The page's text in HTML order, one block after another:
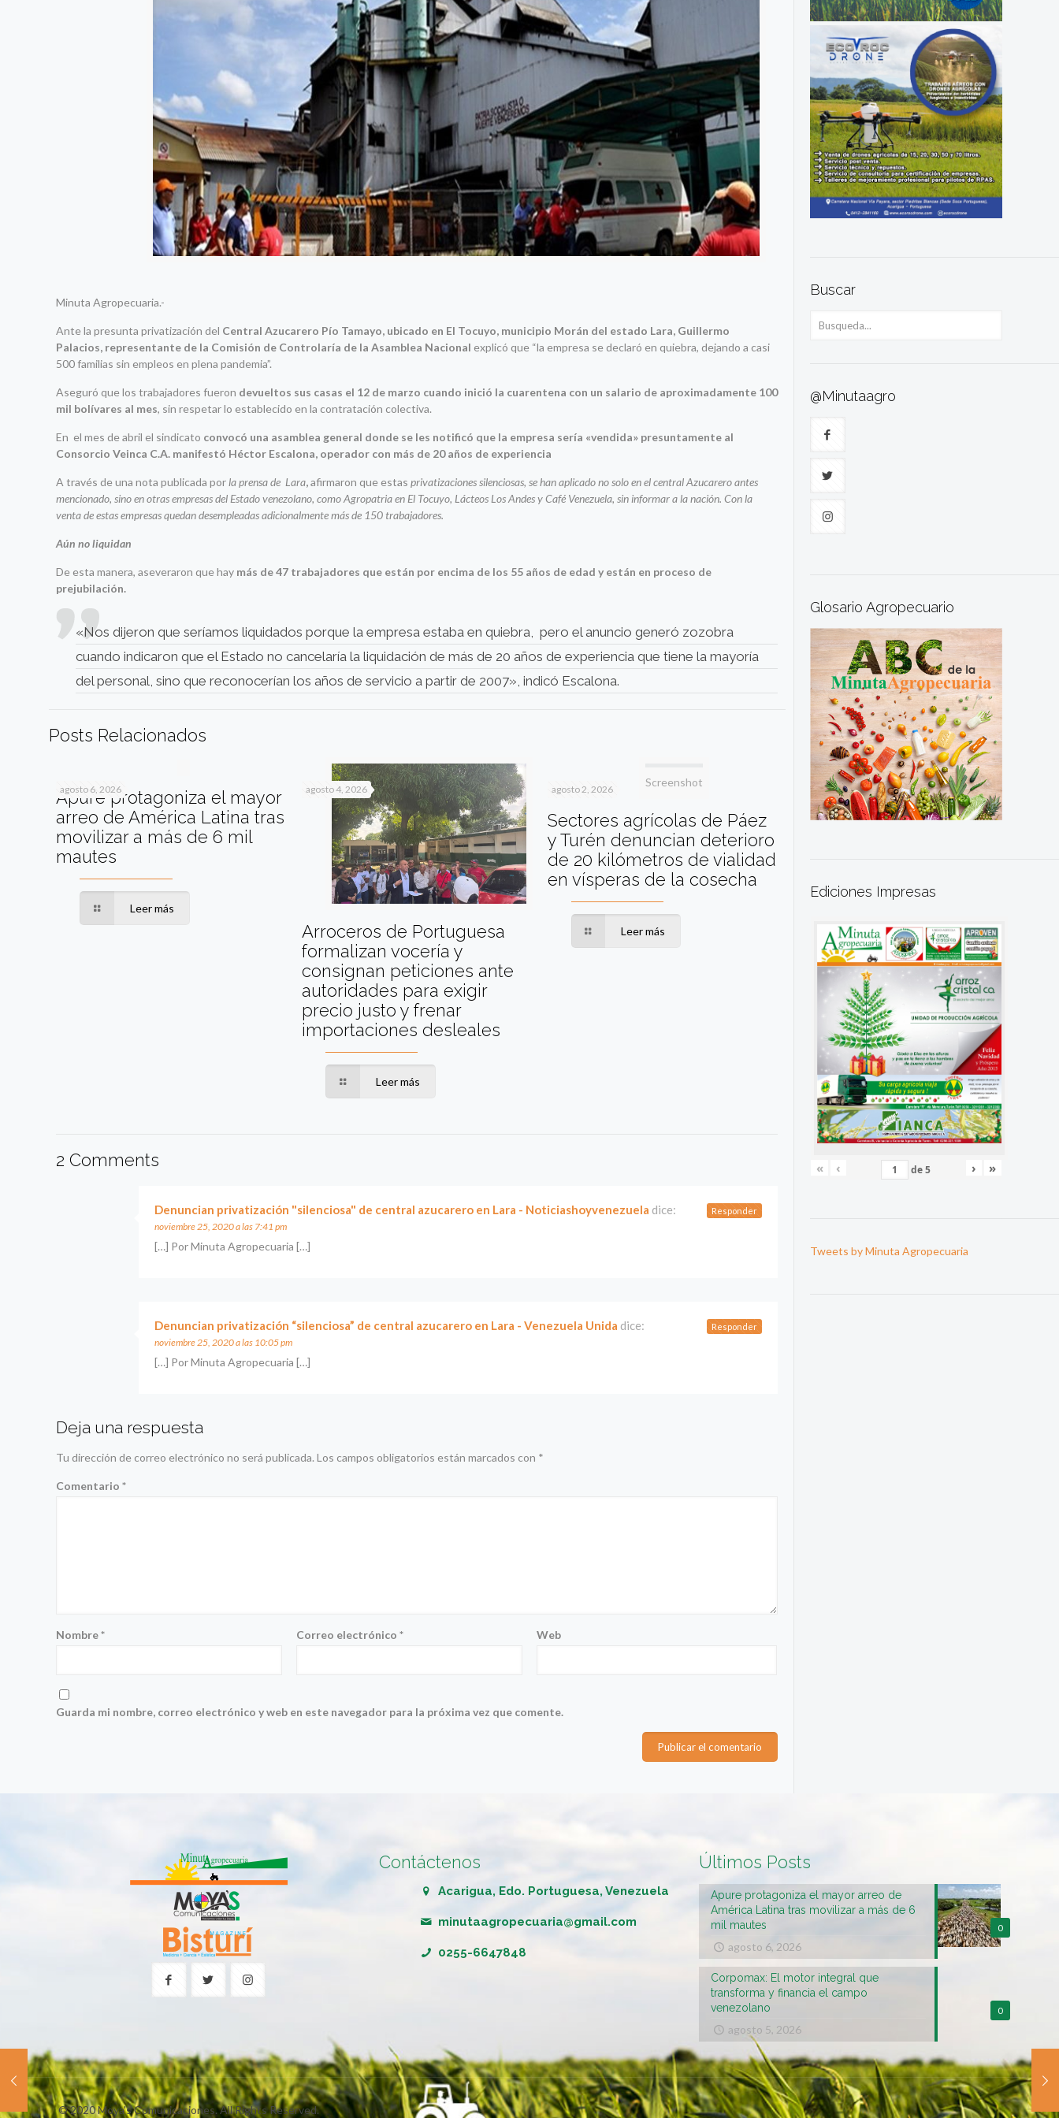
Minuta Agropecuaria.-
Ante la presunta privatización del Central Azucarero Pío Tamayo, ubicado en El Tocuyo, municipio Morán del estado Lara, Guillermo
Palacios, representante de la Comisión de Controlaría de la Asamblea Nacional explicó que “la empresa se declaró en quiebra, dejando a casi
500 familias sin empleos en plena pandemia”.
Aseguró que los trabajadores fueron devueltos sus casas el 12 de marzo cuando inició la cuarentena con un salario de aproximadamente 100
mil bolívares al mes, sin respetar lo establecido en la contratación colectiva.
En el mes de abril el sindicato convocó una asamblea general donde se les notificó que la empresa sería «vendida» presuntamente al
Consorcio Veinca C.A. manifestó Héctor Escalona, operador con más de 20 años de experiencia
A través de una nota publicada porla prensa de Lara,afirmaron que estas privatizaciones silenciosas, se han aplicado no solo en el central Azucarero antes
mencionado, sino en otras empresas del Estado venezolano, como Agropatria en El Tocuyo, Lácteos Los Andes y Café Venezuela, sin informar a la nación. Con la
venta de estas empresas quedan desempleadas adicionalmente más de 150 trabajadores.
Aún no liquidan
De esta manera, aseveraron que hay más de 47 trabajadores que están por encima de los 55 años de edad y están en proceso de
prejubilación.
«Nos dijeron que seríamos liquidados porque la empresa estaba en quiebra, pero el anuncio generó zozobra
cuando indicaron que el Estado no cancelaría la liquidación de más de 20 años de experiencia que tiene la mayoría
del personal, sino que reconocerían los años de servicio a partir de 2007», indicó Escalona.
Posts Relacionados
agosto 6, 2026
Apure protagoniza el mayor
arreo de América Latina tras
movilizar a más de 6 mil
mautes
Leer más
agosto 4, 2026
Arroceros de Portuguesa
formalizan vocería y
consignan peticiones ante
autoridades para exigir
precio justo y frenar
importaciones desleales
Leer más
Screenshot
agosto 2, 2026
Sectores agrícolas de Páez
y Turén denuncian deterioro
de 20 kilómetros de vialidad
en vísperas de la cosecha
Leer más
2 Comments
Denuncian privatización "silenciosa" de central azucarero en Lara - Noticiashoyvenezuela dice:
noviembre 25, 2020 a las 7:41 pm
[…] Por Minuta Agropecuaria […]
Responder
Denuncian privatización “silenciosa” de central azucarero en Lara - Venezuela Unida dice:
noviembre 25, 2020 a las 10:05 pm
[…] Por Minuta Agropecuaria […]
Responder
Deja una respuesta
Tu dirección de correo electrónico no será publicada. Los campos obligatorios están marcados con *
Comentario*
Nombre* Correo electrónico* Web
Guarda mi nombre, correo electrónico y web en este navegador para la próxima vez que comente.
Buscar
@Minutaagro
Glosario Agropecuario
Ediciones Impresas
« ‹ de5 › »
Tweets by Minuta Agropecuaria
Contáctenos
Acarigua, Edo. Portuguesa, Venezuela
minutaagropecuaria@gmail.com
0255-6647848
Últimos Posts
0
Apure protagoniza el mayor arreo de
América Latina tras movilizar a más de 6
mil mautes
agosto 6, 2026
0
Corpomax: El motor integral que
transforma y financia el campo
venezolano
agosto 5, 2026
© 2020 Moya's Comunicaciones. All Rights Reserved.